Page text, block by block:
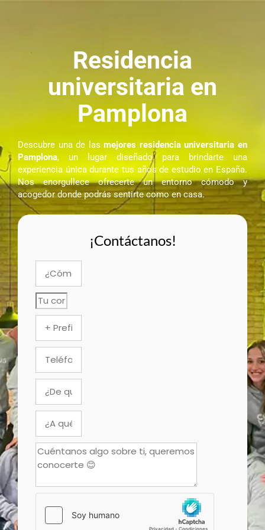
Residencia
universitaria en
Pamplona
Descubre una de lasmejores residencia universitaria en
Pamplona, un lugar diseñado para brindarte una
experiencia única durante tus años de estudio en España.
Nos enorgullece ofrecerte un entorno cómodo y
acogedor donde podrás sentirte como en casa.
¡Contáctanos!